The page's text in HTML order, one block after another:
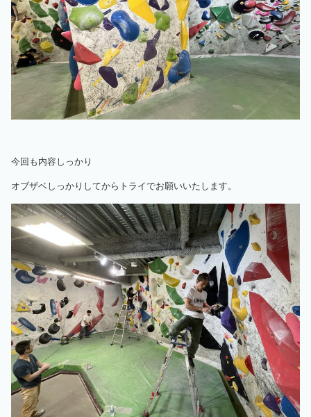
今回も内容しっかり
オブザベしっかりしてからトライでお願いいたします。